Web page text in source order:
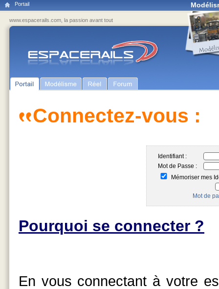
Portail
www.espacerails.com, la passion avant tout
Connectez-vous :
Identifiant :
Mot de Passe :
Mémoriser mes
Mot de
Pourquoi se connecter ?
En vous connectant à votre